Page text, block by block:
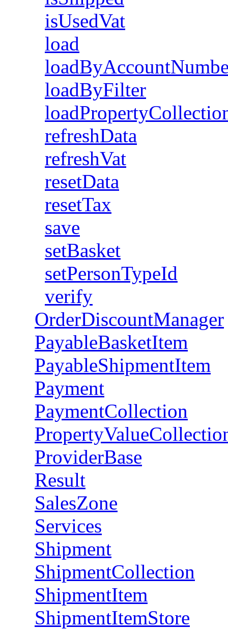
isUsedVat
load
loadByFilter
refreshData
refreshVat
resetData
resetTax
save
setBasket
setPersonTypeId
verify
OrderDiscountManager
PayableBasketItem
PayableShipmentItem
Payment
PaymentCollection
ProviderBase
Result
SalesZone
Services
Shipment
ShipmentCollection
ShipmentItem
ShipmentItemStore